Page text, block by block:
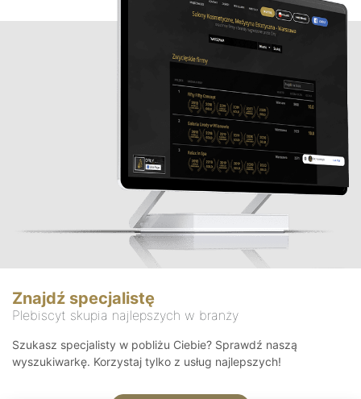
Znajdź specjalistę
Plebiscyt skupia najlepszych w branży
Szukasz specjalisty w pobliżu Ciebie? Sprawdź naszą
wyszukiwarkę. Korzystaj tylko z usług najlepszych!